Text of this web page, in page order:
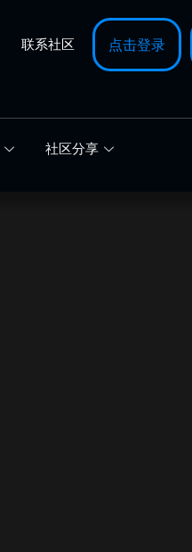
联系社区 点击登录
社区分享